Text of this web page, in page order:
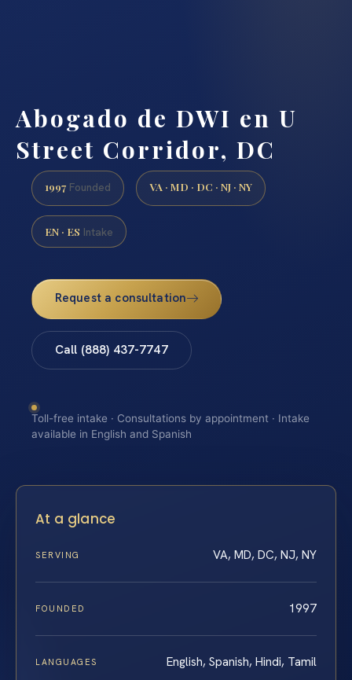
Abogado de DWI en U
Street Corridor, DC
1997 Founded VA · MD · DC · NJ · NY
EN · ES Intake
Request a consultation
Call (888) 437-7747
Toll-free intake · Consultations by appointment · Intake
available in English and Spanish
At a glance
SERVING VA, MD, DC, NJ, NY
FOUNDED 1997
LANGUAGES English, Spanish, Hindi, Tamil